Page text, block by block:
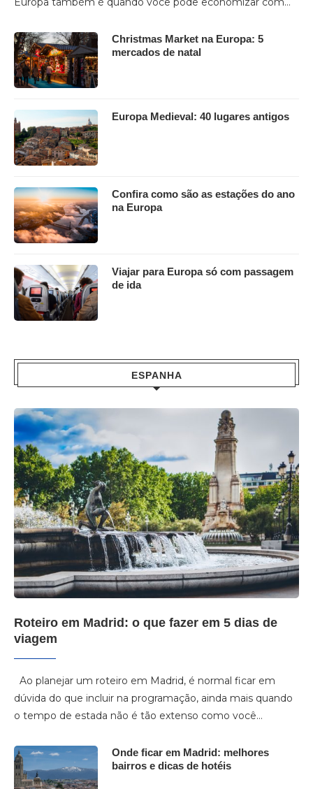
Christmas Market na Europa: 5
mercados de natal
Europa Medieval: 40 lugares antigos
Confira como são as estações do ano
na Europa
Viajar para Europa só com passagem
de ida
ESPANHA
Roteiro em Madrid: o que fazer em 5 dias de
viagem
Ao planejar um roteiro em Madrid, é normal ficar em
dúvida do que incluir na programação, ainda mais quando
o tempo de estada não é tão extenso como você…
Onde ficar em Madrid: melhores
bairros e dicas de hotéis